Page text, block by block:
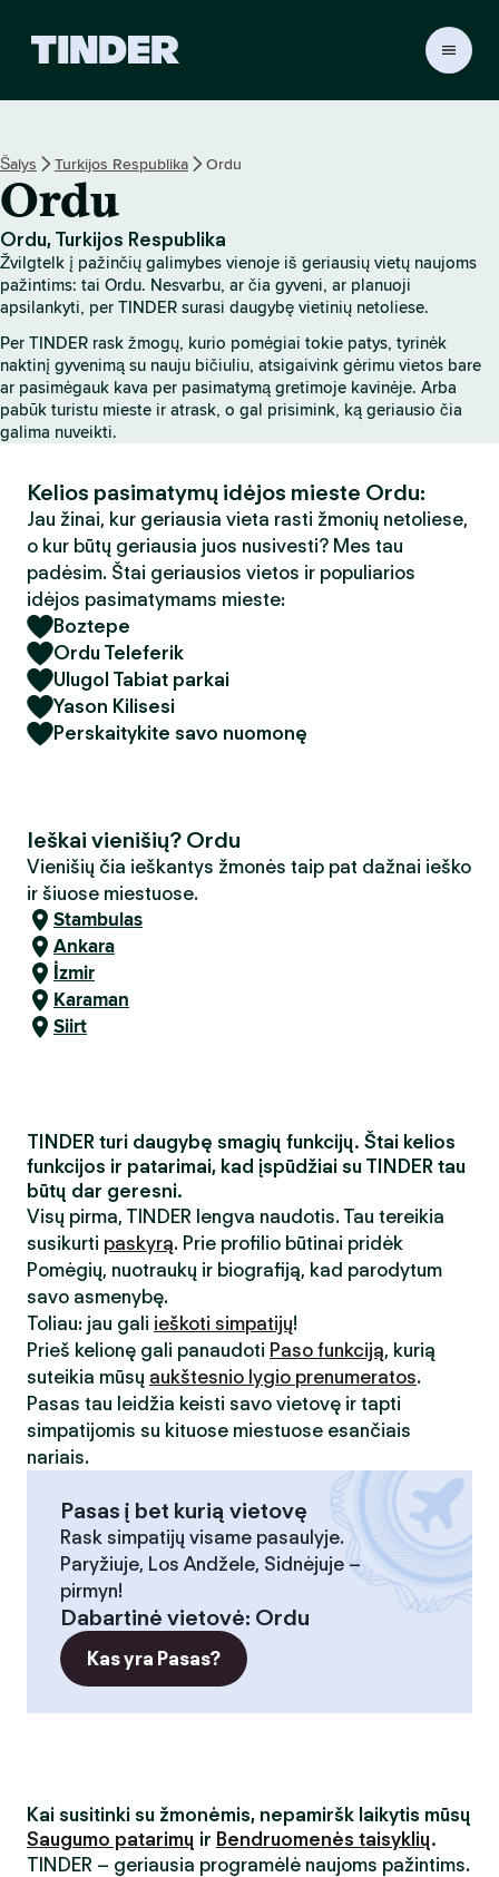
R
g
r
i
n
n
i
s
Šalys Turkijos Respublika Ordu
Ordu
Ordu, Turkijos Respublika
Žvilgtelk į pažinčių galimybes vienoje iš geriausių vietų naujoms
pažintims: tai Ordu. Nesvarbu, ar čia gyveni, ar planuoji
apsilankyti, per TINDER surasi daugybę vietinių netoliese.
Per TINDER rask žmogų, kurio pomėgiai tokie patys, tyrinėk
naktinį gyvenimą su nauju bičiuliu, atsigaivink gėrimu vietos bare
ar pasimėgauk kava per pasimatymą gretimoje kavinėje. Arba
pabūk turistu mieste ir atrask, o gal prisimink, ką geriausio čia
galima nuveikti.
Kelios pasimatymų idėjos mieste Ordu:
Jau žinai, kur geriausia vieta rasti žmonių netoliese,
o kur būtų geriausia juos nusivesti? Mes tau
padėsim. Štai geriausios vietos ir populiarios
idėjos pasimatymams mieste:
Boztepe
Ordu Teleferik
Ulugol Tabiat parkai
Yason Kilisesi
Perskaitykite savo nuomonę
Ieškai vienišių? Ordu
Vienišių čia ieškantys žmonės taip pat dažnai ieško
ir šiuose miestuose.
Stambulas
Ankara
İzmir
Karaman
Siirt
TINDER turi daugybę smagių funkcijų. Štai kelios
funkcijos ir patarimai, kad įspūdžiai su TINDER tau
būtų dar geresni.
Visų pirma, TINDER lengva naudotis. Tau tereikia
susikurti paskyrą. Prie profilio būtinai pridėk
Pomėgių, nuotraukų ir biografiją, kad parodytum
savo asmenybę.
Toliau: jau gali ieškoti simpatijų!
Prieš kelionę gali panaudoti Paso funkciją, kurią
suteikia mūsų aukštesnio lygio prenumeratos.
Pasas tau leidžia keisti savo vietovę ir tapti
simpatijomis su kituose miestuose esančiais
nariais.
Pasas į bet kurią vietovę
Rask simpatijų visame pasaulyje.
Paryžiuje, Los Andžele, Sidnėjuje –
pirmyn!
Dabartinė vietovė: Ordu
Kas yra Pasas?
Kai susitinki su žmonėmis, nepamiršk laikytis mūsų
Saugumo patarimų ir Bendruomenės taisyklių.
TINDER – geriausia programėlė naujoms pažintims.